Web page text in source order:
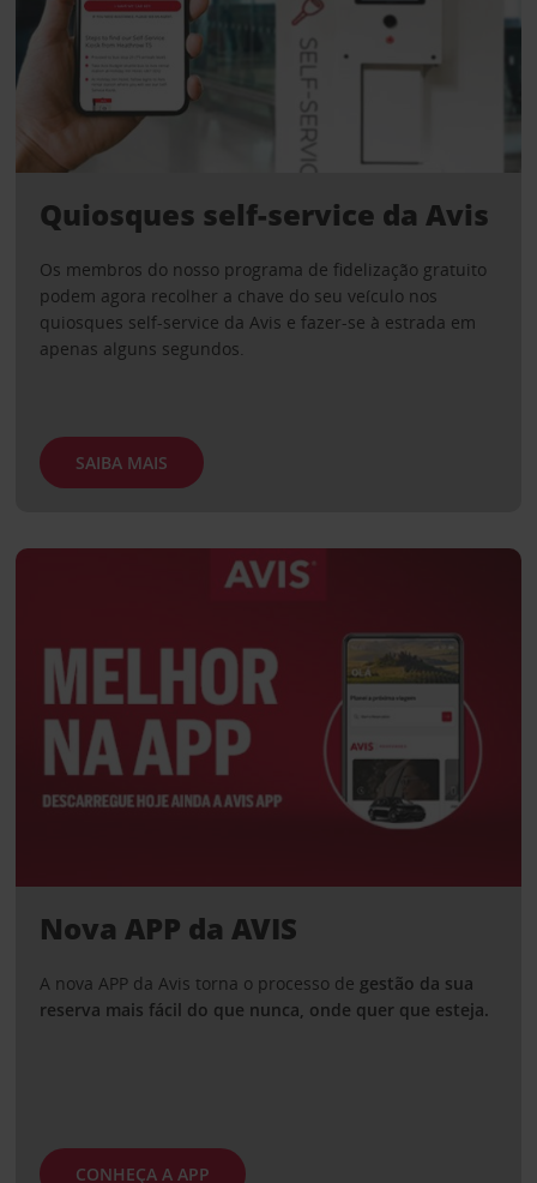
Quiosques self-service da Avis
Os membros do nosso programa de fidelização gratuito
podem agora recolher a chave do seu veículo nos
quiosques self-service da Avis e fazer-se à estrada em
apenas alguns segundos.
SAIBA MAIS
Nova APP da AVIS
A nova APP da Avis torna o processo de gestão da sua
reserva mais fácil do que nunca, onde quer que esteja.
CONHEÇA A APP